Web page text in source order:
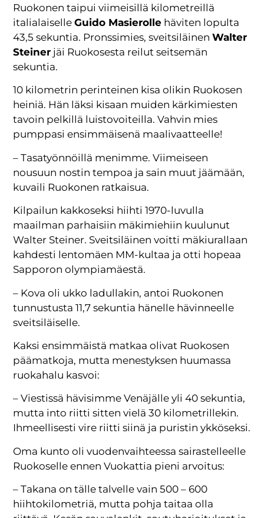
Ruokonen taipui viimeisillä kilometreillä
italialaiselleGuido Masierolle häviten lopulta
43,5 sekuntia. Pronssimies, sveitsiläinenWalter
Steiner jäi Ruokosesta reilut seitsemän
sekuntia.
10 kilometrin perinteinen kisa olikin Ruokosen
heiniä. Hän läksi kisaan muiden kärkimiesten
tavoin pelkillä luistovoiteilla. Vahvin mies
pumppasi ensimmäisenä maalivaatteelle!
– Tasatyönnöillä menimme. Viimeiseen
nousuun nostin tempoa ja sain muut jäämään,
kuvaili Ruokonen ratkaisua.
Kilpailun kakkoseksi hiihti 1970-luvulla
maailman parhaisiin mäkimiehiin kuulunut
Walter Steiner. Sveitsiläinen voitti mäkiurallaan
kahdesti lentomäen MM-kultaa ja otti hopeaa
Sapporon olympiamäestä.
– Kova oli ukko ladullakin, antoi Ruokonen
tunnustusta 11,7 sekuntia hänelle hävinneelle
sveitsiläiselle.
Kaksi ensimmäistä matkaa olivat Ruokosen
päämatkoja, mutta menestyksen huumassa
ruokahalu kasvoi:
– Viestissä hävisimme Venäjälle yli 40 sekuntia,
mutta into riitti sitten vielä 30 kilometrillekin.
Ihmeellisesti vire riitti siinä ja puristin ykköseksi.
Oma kunto oli vuodenvaihteessa sairastelleelle
Ruokoselle ennen Vuokattia pieni arvoitus:
– Takana on tälle talvelle vain 500 – 600
hiihtokilometriä, mutta pohja taitaa olla